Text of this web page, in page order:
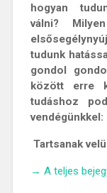
hogyan
válni?
tudunk
gondol
között erre
tudáshoz
vendégünkkel:
Tartsanak
„Hétköznapi
→ A teljes